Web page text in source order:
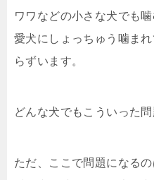
ワワなどの小さな犬でも
愛犬にしょっちゅう噛ま
らずいます。
どんな犬でもこういった問
ただ、ここで問題になる